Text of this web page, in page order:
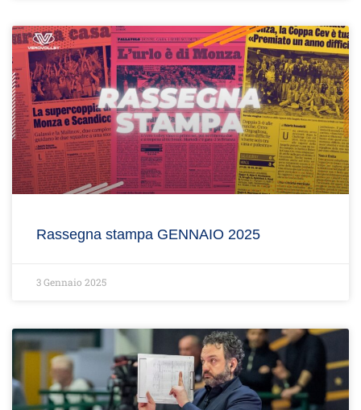
Rassegna stampa GENNAIO 2025
3 Gennaio 2025